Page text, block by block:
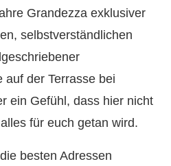
Grandezza exklusiver
selbstverständlichen
auf der Terrasse bei
ein Gefühl, dass hier nicht
für euch getan wird.
besten Adressen